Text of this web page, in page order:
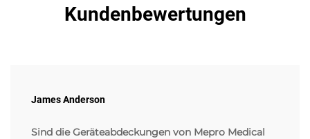
Kundenbewertungen
James Anderson
Sind die Geräteabdeckungen von Mepro Medical